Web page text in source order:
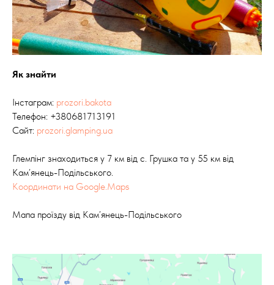
Як знайти
Інстаграм: prozori.bakota
Телефон: +380681713191
Сайт: prozori.glamping.ua
Глемпінг знаходиться у 7 км від с. Грушка та у 55 км від
Кам’янець-Подільського.
Координати на Google.Maps
Мапа проїзду від Кам’янець-Подільського